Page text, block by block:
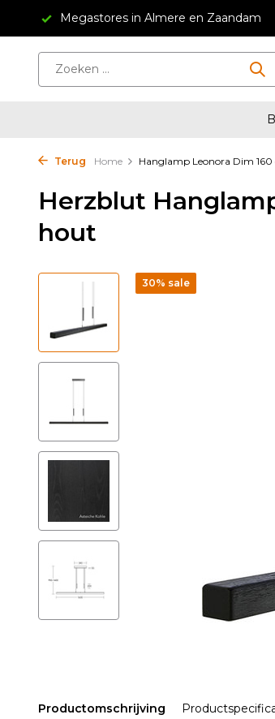
Megastores in Almere en Zaandam
Terug Home Hanglamp Leonora Dim 160
Herzblut
hout
30% sale
Productomschrijving